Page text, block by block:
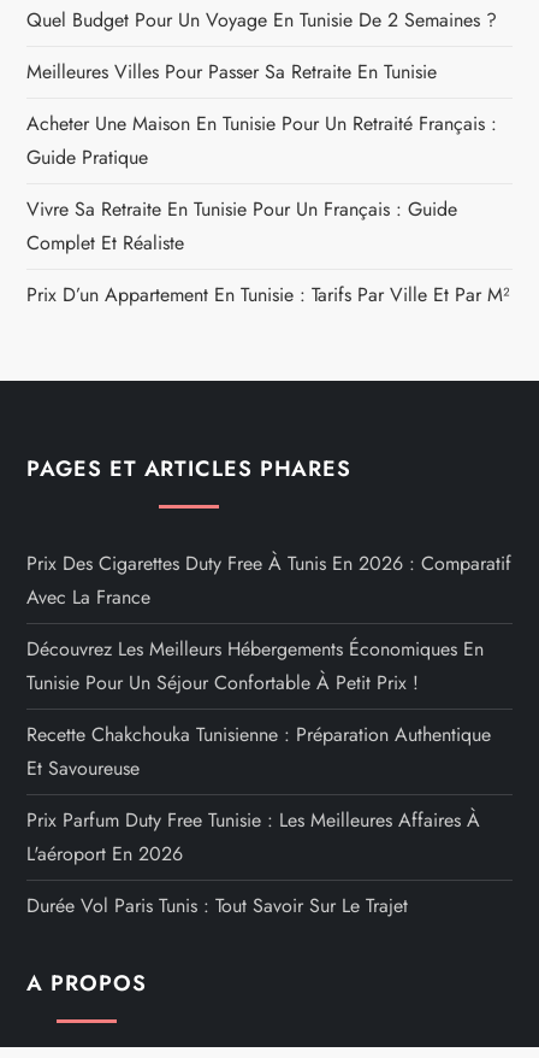
Quel Budget Pour Un Voyage En Tunisie De 2 Semaines ?
Meilleures Villes Pour Passer Sa Retraite En Tunisie
Acheter Une Maison En Tunisie Pour Un Retraité Français :
Guide Pratique
Vivre Sa Retraite En Tunisie Pour Un Français : Guide
Complet Et Réaliste
Prix D’un Appartement En Tunisie : Tarifs Par Ville Et Par M²
PAGES ET ARTICLES PHARES
Prix Des Cigarettes Duty Free À Tunis En 2026 : Comparatif
Avec La France
Découvrez Les Meilleurs Hébergements Économiques En
Tunisie Pour Un Séjour Confortable À Petit Prix !
Recette Chakchouka Tunisienne : Préparation Authentique
Et Savoureuse
Prix Parfum Duty Free Tunisie : Les Meilleures Affaires À
L'aéroport En 2026
Durée Vol Paris Tunis : Tout Savoir Sur Le Trajet
A PROPOS